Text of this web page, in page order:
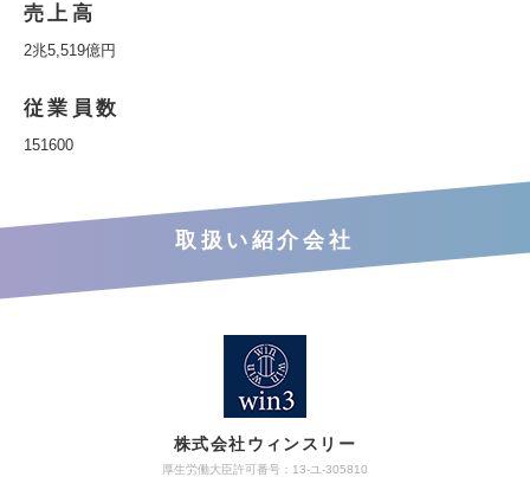
売上高
2兆5,519億円
従業員数
151600
取扱い紹介会社
株式会社ウィンスリー
厚生労働大臣許可番号：13-ユ-305810